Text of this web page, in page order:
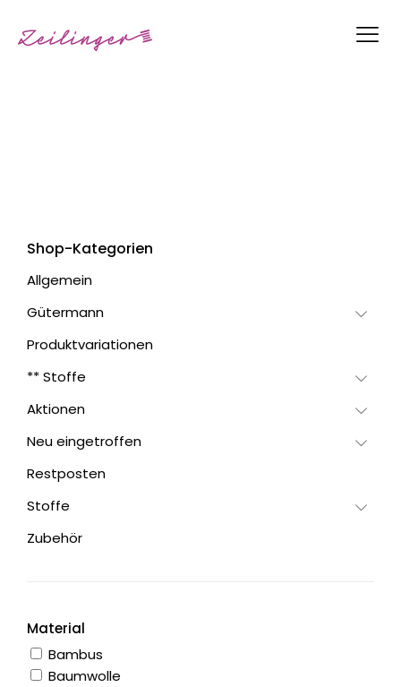
Shop-Kategorien
Allgemein
Gütermann
Produktvariationen
** Stoffe
Aktionen
Neu eingetroffen
Restposten
Stoffe
Zubehör
Material
Bambus
Baumwolle